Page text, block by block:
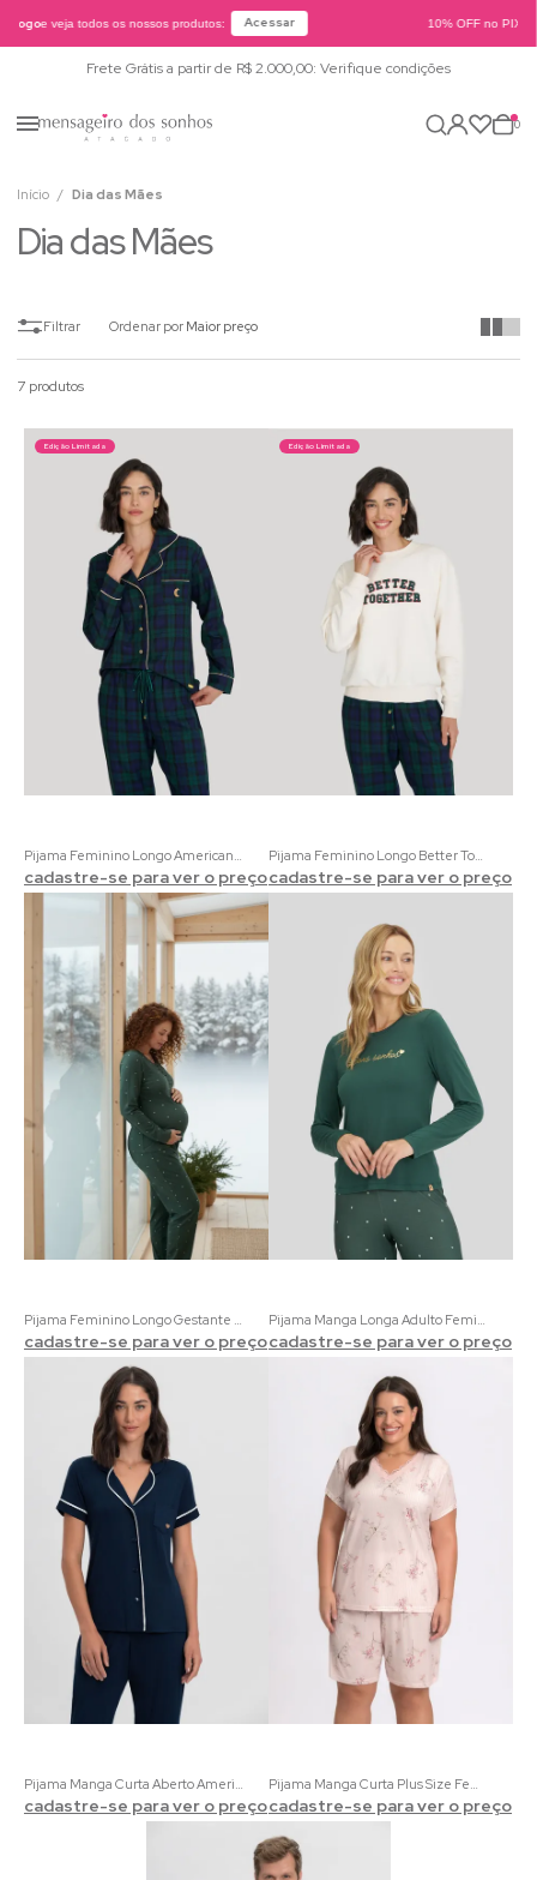
e veja todos os nossos produtos: Acessar 10% OFF no PIX
Frete Grátis a partir de R$ 2.000,00: Verifique condições
0
Início Dia das Mães
Dia das Mães
Ordenar por Maior preço
7 produtos
Edição Limitada
Pijama Feminino Longo Americano Better Together | Flanela Xadrez com Bordado de Lua
cadastre-se para ver o preço
Edição Limitada
Pijama Feminino Longo Better Together | Blusa em Moletinho e Calça de Flanela
cadastre-se para ver o preço
Pijama Feminino Longo Gestante Plenitude | Viscolycra com Estampa Poá Verde
cadastre-se para ver o preço
Pijama Manga Longa Adulto Feminino Verde com Estampa de Poá
cadastre-se para ver o preço
Pijama Manga Curta Aberto Americano Adulto Feminino
cadastre-se para ver o preço
Pijama Manga Curta Plus Size Feminino Listrado Rosa e Verde com Estampa Floral
cadastre-se para ver o preço